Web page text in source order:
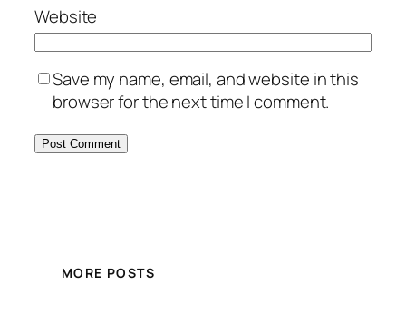
Website
Save my name, email, and website in this
browser for the next time I comment.
MORE POSTS